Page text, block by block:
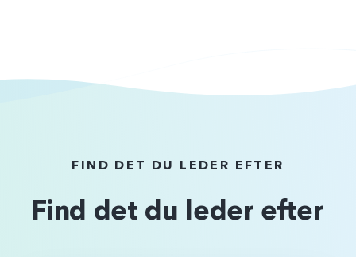
FIND DET DU LEDER EFTER
Find det du leder efter